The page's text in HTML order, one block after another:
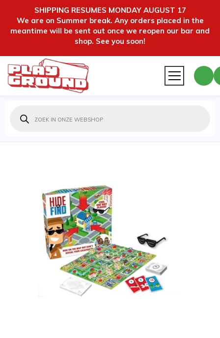
SHIPPING RESUMES MONDAY AUGUST 17
We are on Summer break. Any orders placed in the
meantime will be sent out once we reopen our bar and
shop. See you soon!
zoeken